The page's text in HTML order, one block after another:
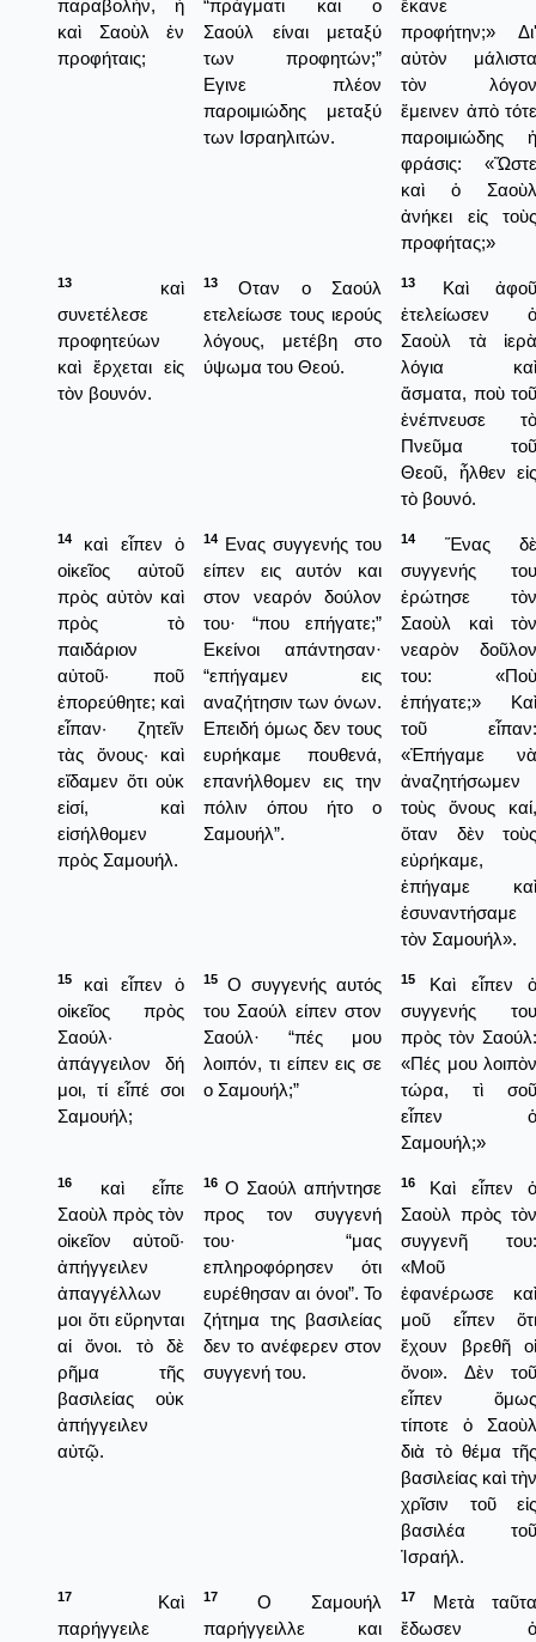
παραβολήν, ἦ
καὶ Σαοὺλ ἐν
προφήταις;
“πράγματι και ο
Σαούλ είναι μεταξύ
των προφητών;”
Εγινε πλέον
παροιμιώδης μεταξύ
των Ισραηλιτών.
ἔκανε
προφήτην;» Δι'
αὐτὸν μάλιστα
τὸν λόγον
ἔμεινεν ἀπὸ τότε
παροιμιώδης ἡ
φράσις: «Ὥστε
καὶ ὁ Σαοὺλ
ἀνήκει εἰς τοὺς
προφήτας;»
13
καὶ
συνετέλεσε
προφητεύων
καὶ ἔρχεται εἰς
τὸν βουνόν.
13
Οταν ο Σαούλ
ετελείωσε τους ιερούς
λόγους, μετέβη στο
ύψωμα του Θεού.
13
Καὶ ἀφοῦ
ἐτελείωσεν ὁ
Σαοὺλ τὰ ἱερὰ
λόγια καὶ
ἄσματα, ποὺ τοῦ
ἐνέπνευσε τὸ
Πνεῦμα τοῦ
Θεοῦ, ἦλθεν εἰς
τὸ βουνό.
14
καὶ εἶπεν ὁ
οἰκεῖος αὐτοῦ
πρὸς αὐτὸν καὶ
πρὸς τὸ
παιδάριον
αὐτοῦ· ποῦ
ἐπορεύθητε; καὶ
εἶπαν· ζητεῖν
τὰς ὄνους· καὶ
εἴδαμεν ὅτι οὐκ
εἰσί, καὶ
εἰσήλθομεν
πρὸς Σαμουήλ.
14 Ενας συγγενής του
είπεν εις αυτόν και
στον νεαρόν δούλον
του· “που επήγατε;”
Εκείνοι απάντησαν·
“επήγαμεν εις
αναζήτησιν των όνων.
Επειδή όμως δεν τους
ευρήκαμε πουθενά,
επανήλθομεν εις την
πόλιν όπου ήτο ο
Σαμουήλ”.
14
Ἕνας δὲ
συγγενής του
ἐρώτησε τὸν
Σαοὺλ καὶ τὸν
νεαρὸν δοῦλον
του: «Ποὺ
ἐπήγατε;» Καὶ
τοῦ εἶπαν:
«Ἐπήγαμε νὰ
ἀναζητήσωμεν
τοὺς ὅνους καί,
ὅταν δὲν τοὺς
εὐρήκαμε,
ἐπήγαμε καὶ
ἐσυναντήσαμε
τὸν Σαμουήλ».
15
καὶ εἶπεν ὁ
οἰκεῖος πρὸς
Σαούλ·
ἀπάγγειλον δή
μοι, τί εἶπέ σοι
Σαμουήλ;
15
Ο συγγενής αυτός
του Σαούλ είπεν στον
Σαούλ· “πές μου
λοιπόν, τι είπεν εις σε
ο Σαμουήλ;”
15
Καὶ εἶπεν ὁ
συγγενής του
πρὸς τὸν Σαούλ:
«Πές μου λοιπὸν
τώρα, τὶ σοῦ
εἶπεν ὁ
Σαμουήλ;»
16
καὶ εἶπε
Σαοὺλ πρὸς τὸν
οἰκεῖον αὐτοῦ·
ἀπήγγειλεν
ἀπαγγέλλων
μοι ὅτι εὕρηνται
αἱ ὄνοι. τὸ δὲ
ρῆμα τῆς
βασιλείας οὐκ
ἀπήγγειλεν
αὐτῷ.
16 Ο Σαούλ απήντησε
προς τον συγγενή
του· “μας
επληροφόρησεν ότι
ευρέθησαν αι όνοι”. Το
ζήτημα της βασιλείας
δεν το ανέφερεν στον
συγγενή του.
16
Καὶ εἶπεν ὁ
Σαοὺλ πρὸς τὸν
συγγενῆ του:
«Μοῦ
ἐφανέρωσε καὶ
μοῦ εἶπεν ὅτι
ἔχουν βρεθῆ οἱ
ὄνοι». Δὲν τοῦ
εἶπεν ὅμως
τίποτε ὁ Σαοὺλ
διὰ τὸ θέμα τῆς
βασιλείας καὶ τὴν
χρῖσιν τοῦ εἰς
βασιλέα τοῦ
Ἰσραήλ.
17
Καὶ
παρήγγειλε
17
Ο Σαμουήλ
παρήγγειλλε και
17
Μετὰ ταῦτα
ἔδωσεν ὁ